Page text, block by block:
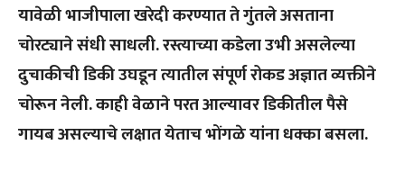
यावेळी भाजीपाला खरेदी करण्यात ते गुंतले असताना
चोरट्याने संधी साधली. रस्त्याच्या कडेला उभी असलेल्या
दुचाकीची डिकी उघडून त्यातील संपूर्ण रोकड अज्ञात व्यक्तीने
चोरून नेली. काही वेळाने परत आल्यावर डिकीतील पैसे
गायब असल्याचे लक्षात येताच भोंगळे यांना धक्का बसला.